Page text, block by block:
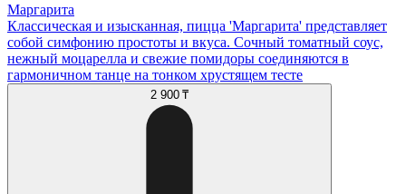
Маргарита
Классическая и изысканная, пицца 'Маргарита' представляет
собой симфонию простоты и вкуса. Сочный томатный соус,
нежный моцарелла и свежие помидоры соединяются в
гармоничном танце на тонком хрустящем тесте
2 900 ₸